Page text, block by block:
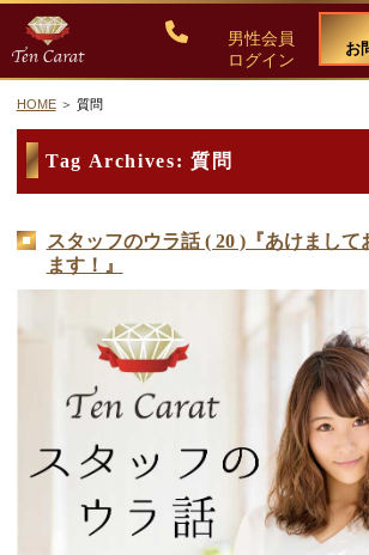
男性会員
ログイン
お
会員比率『１：１０』に
教養ある女性の募集に注
50代・60代のための後
女性会員の紹介
男性会員様の声
HOME 質問
Tag Archives: 質問
スタッフのウラ話 ( 20 )『あけまし
ます！』